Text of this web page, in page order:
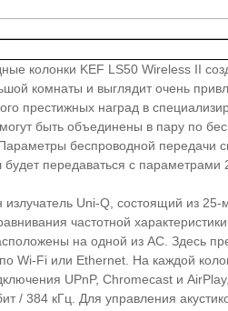
колонки KEF LS50 Wireless II
комнаты и выглядит очень
престижных наград в
быть объединены в пару по
беспроводной передачи
будет передаваться с
излучатель Uni-Q, состоящий из
частотной
на одной из АС. Здесь
Wi-Fi или Ethernet. На каждой
UPnP, Chromecast и
/ 384 кГц. Для управления